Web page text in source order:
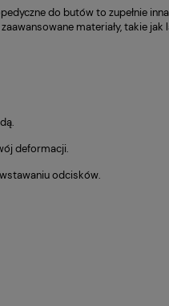
do butów to zupełnie
materiały, takie
deformacji.
odcisków.